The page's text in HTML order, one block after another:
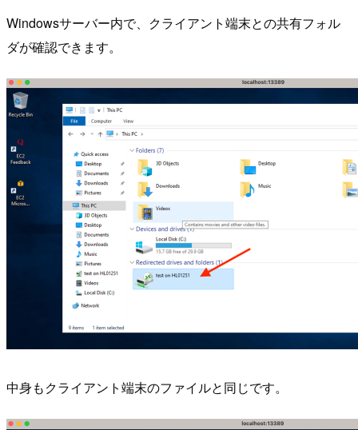
Windowsサーバー内で、クライアント端末との共有フォル
ダが確認できます。
中身もクライアント端末のファイルと同じです。